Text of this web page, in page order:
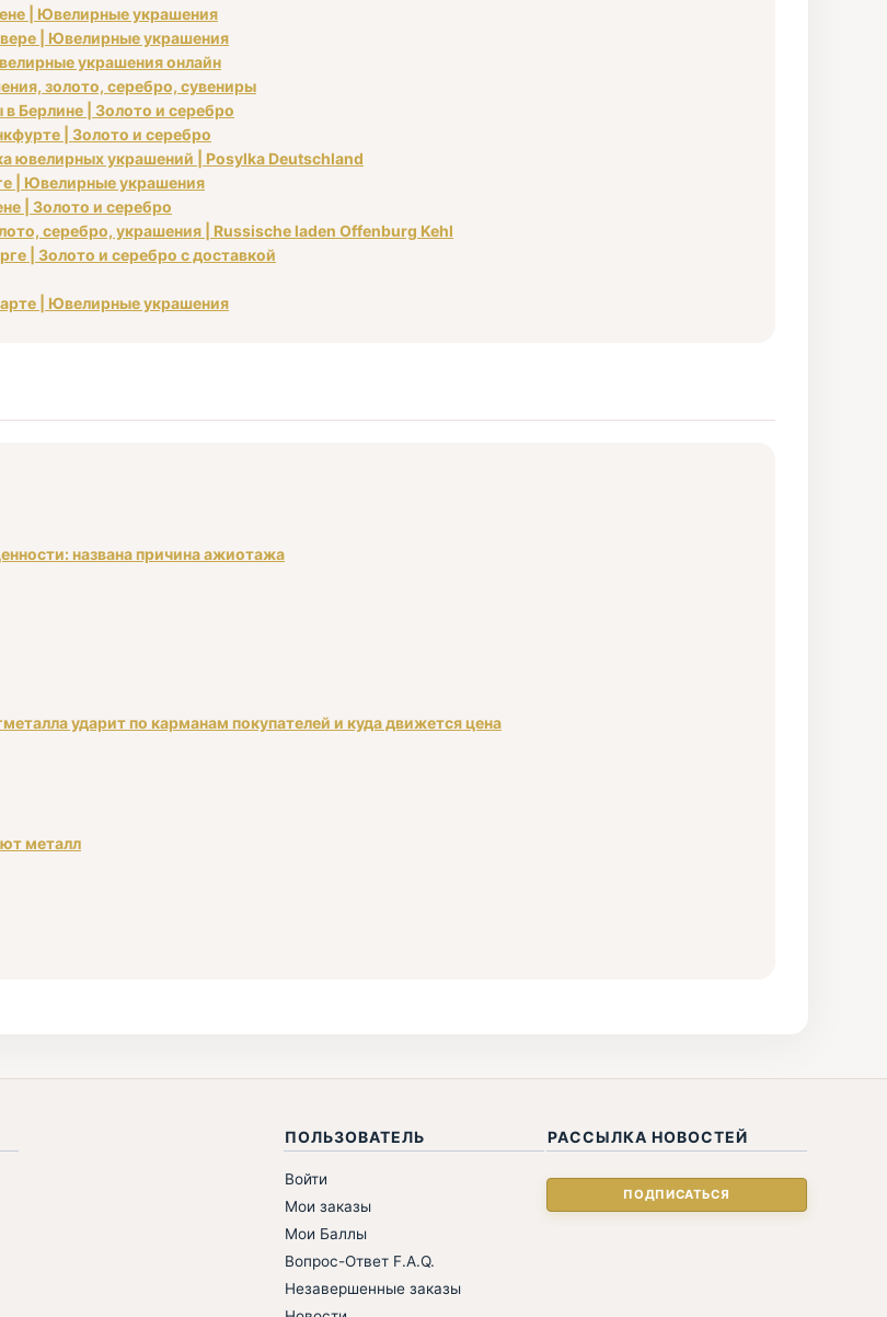
| Ювелирные украшения
| Ювелирные украшения
украшения онлайн
золото, серебро, сувениры
Берлине | Золото и серебро
| Золото и серебро
ювелирных украшений | Posylka Deutschland
| Ювелирные украшения
| Золото и серебро
серебро, украшения | Russische laden Offenburg Kehl
| Золото и серебро с доставкой
| Ювелирные украшения
названа причина ажиотажа
ударит по карманам покупателей и куда движется цена
металл
ПОЛЬЗОВАТЕЛЬ
Войти
Мои заказы
Мои Баллы
Вопрос-Ответ F.A.Q.
Незавершенные заказы
РАССЫЛКА НОВОСТЕЙ